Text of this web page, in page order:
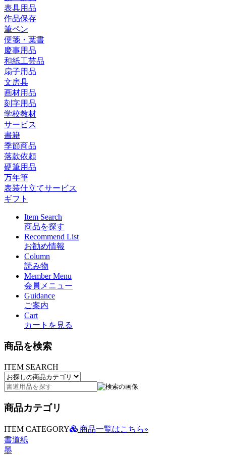
表具用品
作品保存
筆ペン
便箋・葉書
慶事用品
和紙工芸品
扇子用品
文房具
画材用品
刻字用品
学校教材
サービス
書籍
季節商品
落款依頼
硬筆用品
万年筆
表装仕立てサービス
ギフト
Item Search
商品を探す
Recommend List
お勧め情報
Column
読み物
Member Menu
会員メニュー
Guidance
ご案内
Cart
カートを見る
商品を検索
ITEM SEARCH
商品カテゴリ
ITEM CATEGORY
商品一覧はこちら»
書道紙
墨